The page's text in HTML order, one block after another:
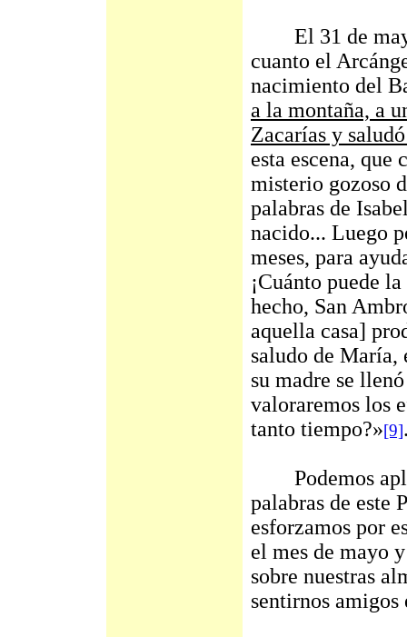
El 31 de mayo
cuanto el
nacimiento del
a la montaña, a
Zacarías y
esta escena, que
misterio gozoso
palabras de
nacido... Luego
meses, para
¡Cuánto puede
hecho, San
aquella casa]
saludo de María,
su madre se
valoraremos los
tanto tiempo?»[9]
Podemos
palabras de este
esforzamos por
el mes de mayo
sobre nuestras
sentirnos